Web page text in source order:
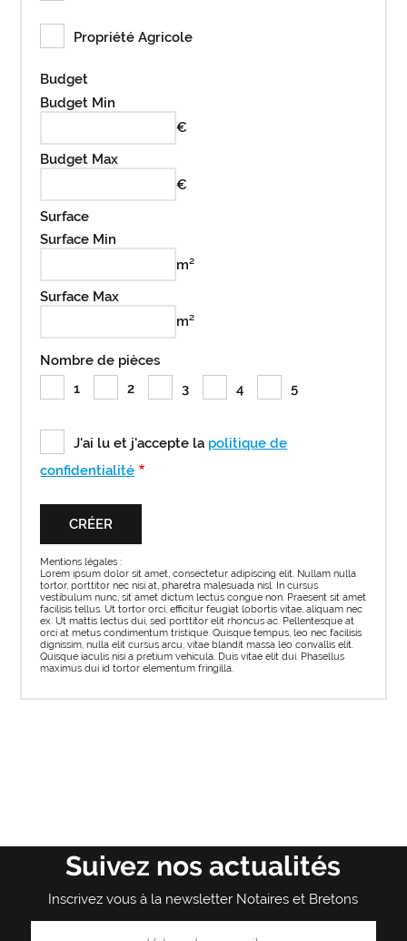
Propriété Agricole
Budget
Budget Min
€
Budget Max
€
Surface
Surface Min
m²
Surface Max
m²
Nombre de pièces
1
2 3 4 5
J'ai lu et j'accepte la politique de
confidentialité
Mentions légales :
Lorem ipsum dolor sit amet, consectetur adipiscing elit. Nullam nulla
tortor, porttitor nec nisi at, pharetra malesuada nisl. In cursus
vestibulum nunc, sit amet dictum lectus congue non. Praesent sit amet
facilisis tellus. Ut tortor orci, efficitur feugiat lobortis vitae, aliquam nec
ex. Ut mattis lectus dui, sed porttitor elit rhoncus ac. Pellentesque at
orci at metus condimentum tristique. Quisque tempus, leo nec facilisis
dignissim, nulla elit cursus arcu, vitae blandit massa leo convallis elit.
Quisque iaculis nisi a pretium vehicula. Duis vitae elit dui. Phasellus
maximus dui id tortor elementum fringilla.
Suivez nos actualités
Inscrivez vous à la newsletter Notaires et Bretons